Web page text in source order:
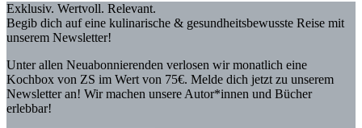
Exklusiv. Wertvoll. Relevant.
Begib dich auf eine kulinarische & gesundheitsbewusste Reise mit
unserem Newsletter!
Unter allen Neuabonnierenden verlosen wir monatlich eine
Kochbox von ZS im Wert von 75€. Melde dich jetzt zu unserem
Newsletter an! Wir machen unsere Autor*innen und Bücher
erlebbar!